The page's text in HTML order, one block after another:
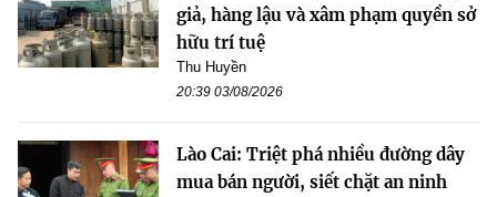
giả, hàng lậu và xâm phạm quyền sở
hữu trí tuệ
Thu Huyền
20:39 03/08/2026
Lào Cai: Triệt phá nhiều đường dây
mua bán người, siết chặt an ninh